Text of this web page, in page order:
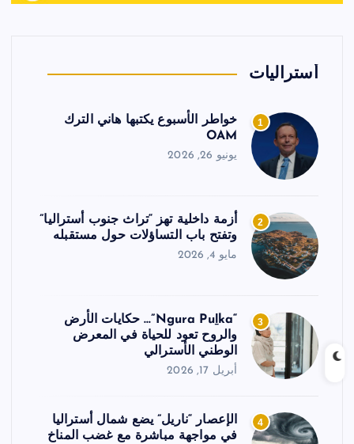
أستراليات
1
خواطر الأسبوع يكتبها هاني الترك
OAM
يونيو 26, 2026
2
أزمة داخلية تهز “تراث جنوب أستراليا”
وتفتح باب التساؤلات حول مستقبله
مايو 4, 2026
3
“Ngura Puḻka”… حكايات الأرض
والروح تعود للحياة في المعرض
الوطني الأسترالي
أبريل 17, 2026
4
الإعصار “ناريل” يضع شمال أستراليا
في مواجهة مباشرة مع غضب المناخ